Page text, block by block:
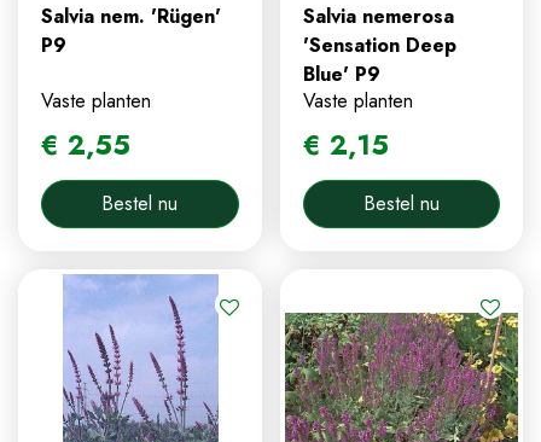
Salvia nem. 'Rügen'
P9
Vaste planten
€ 2,55
Bestel nu
Salvia nemerosa
'Sensation Deep
Blue' P9
Vaste planten
€ 2,15
Bestel nu